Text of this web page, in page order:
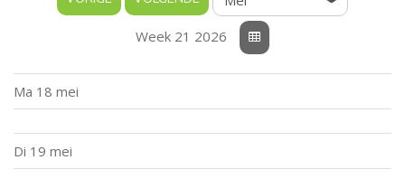
Week 21 2026
Ma 18 mei
Di 19 mei